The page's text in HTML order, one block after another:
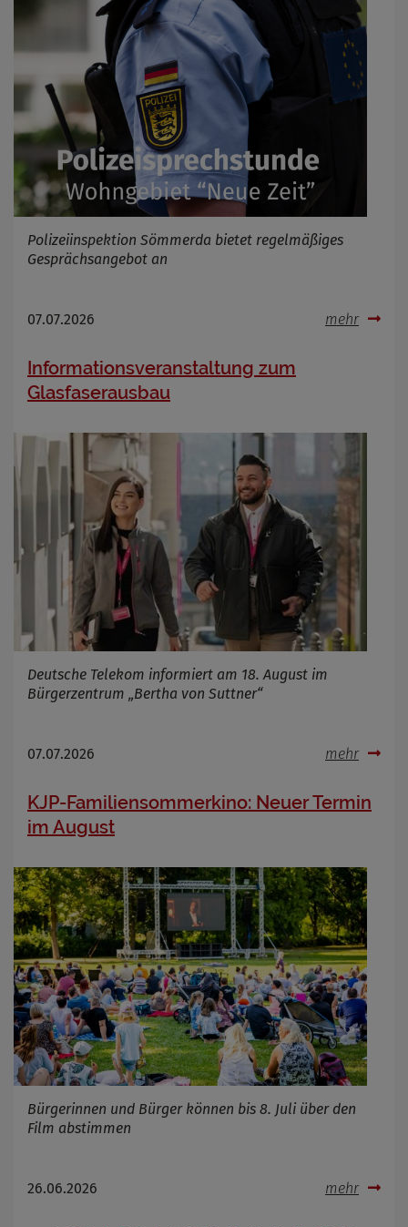
Polizeiinspektion Sömmerda bietet regelmäßiges
Gesprächsangebot an
07.07.2026 mehr
Informationsveranstaltung zum
Glasfaserausbau
Deutsche Telekom informiert am 18. August im
Bürgerzentrum „Bertha von Suttner“
07.07.2026 mehr
KJP-Familiensommerkino: Neuer Termin
im August
Bürgerinnen und Bürger können bis 8. Juli über den
Film abstimmen
26.06.2026 mehr